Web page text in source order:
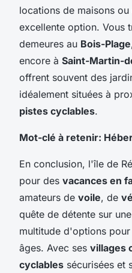
locations de maisons
excellente option. Vous
demeures au Bois-Plage
encore à Saint-Martin-
offrent souvent des
idéalement situées à
pistes cyclables.
Mot-clé à retenir:
En conclusion, l'île de
pour des vacances en
amateurs de voile, de
quête de détente sur une
multitude d'options
âges. Avec ses villages
cyclables sécurisées et